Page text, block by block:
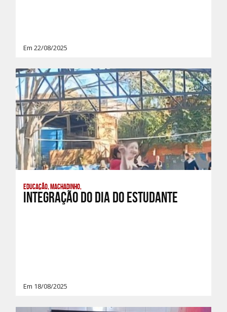
Em 22/08/2025
Educação, Machadinho,
Integração do dia do estudante
Em 18/08/2025